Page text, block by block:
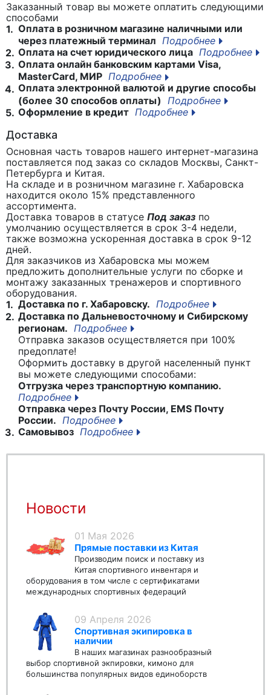
Заказанный товар вы можете оплатить следующими
способами
1. Оплата в розничном магазине наличными или
через платежный терминал Подробнее
2. Оплата на счет юридического лица Подробнее
3. Оплата онлайн банковским картами Visa,
MasterCard, МИР Подробнее
4. Оплата электронной валютой и другие способы
(более 30 способов оплаты)
Подробнее
5. Оформление в кредит Подробнее
Доставка
Основная часть товаров нашего интернет-магазина
поставляется под заказ со складов Москвы, Санкт-
Петербурга и Китая.
На складе и в розничном магазине г. Хабаровска
находится около 15% представленного
ассортимента.
Доставка товаров в статусе Под заказ по
умолчанию осуществляется в срок 3-4 недели,
также возможна ускоренная доставка в срок 9-12
дней.
Для заказчиков из Хабаровска мы можем
предложить дополнительные услуги по сборке и
монтажу заказанных тренажеров и спортивного
оборудования.
1. Доставка по г. Хабаровску. Подробнее
2. Доставка по Дальневосточному и Сибирскому
регионам. Подробнее
Отправка заказов осуществляется при 100%
предоплате!
Оформить доставку в другой населенный пункт
вы можете следующими способами:
Отгрузка через транспортную компанию.
Подробнее
Отправка через Почту России, EMS Почту
России. Подробнее
3. Самовывоз Подробнее
Новости
01 Мая 2026
Прямые поставки из Китая
Производим поиск и поставку из
Китая спортивного инвентаря и
оборудования в том числе с сертификатами
международных спортивных федераций
09 Апреля 2026
Спортивная экипировка в
наличии
В наших магазинах разнообразный
выбор спортивной экпировки, кимоно для
большинства популярных видов единоборств